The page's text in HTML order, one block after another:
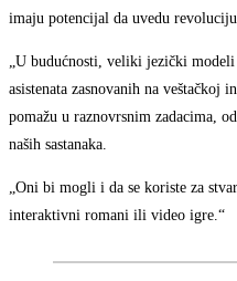
imaju potencijal da uvedu
„U budućnosti, veliki jezički
asistenata zasnovanih na
pomažu u raznovrsnim zadacima,
naših sastanaka.
„Oni bi mogli i da se koriste za
interaktivni romani ili video igre.“